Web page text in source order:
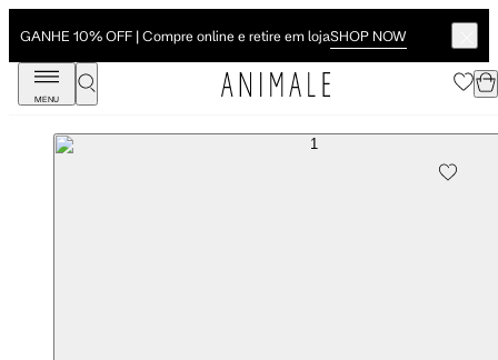
GANHE 10% OFF | Compre online e retire em lojaSHOP NOW
MENU